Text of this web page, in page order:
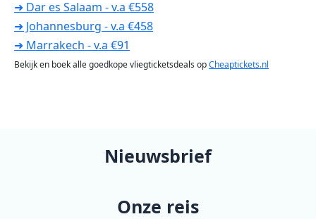
➜ Dar es Salaam - v.a €558
➜ Johannesburg - v.a €458
➜ Marrakech - v.a €91
Bekijk en boek alle goedkope vliegticketsdeals opCheaptickets.nl
Nieuwsbrief
Onze reis